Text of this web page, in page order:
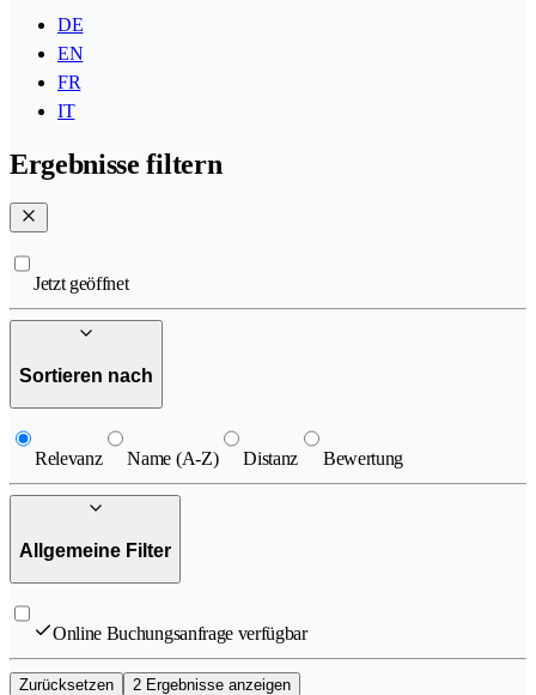
DE
EN
FR
IT
Ergebnisse filtern
Jetzt geöffnet
Sortieren nach
Relevanz Name (A-Z) Distanz Bewertung
Allgemeine Filter
Online Buchungsanfrage verfügbar
Zurücksetzen 2 Ergebnisse anzeigen